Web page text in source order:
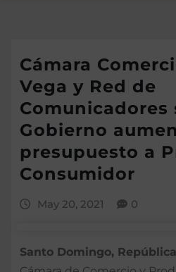
Cámara
Vega y Red de
Gobierno
presupuesto a
Consumidor
May 20, 2021 0
Santo Domingo,